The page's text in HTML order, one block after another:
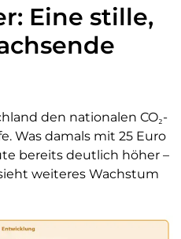
Eine stille,
den nationalen CO₂-
Was damals mit 25 Euro
bereits deutlich höher –
weiteres Wachstum